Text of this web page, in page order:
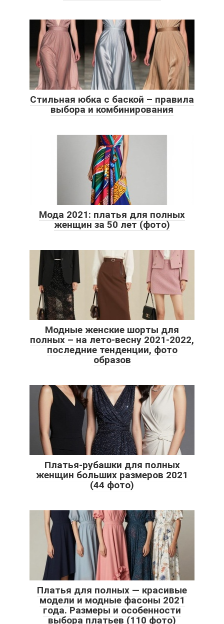
Стильная юбка с баской – правила
выбора и комбинирования
Мода 2021: платья для полных
женщин за 50 лет (фото)
Модные женские шорты для
полных – на лето-весну 2021-2022,
последние тенденции, фото
образов
Платья-рубашки для полных
женщин больших размеров 2021
(44 фото)
Платья для полных — красивые
модели и модные фасоны 2021
года. Размеры и особенности
выбора платьев (110 фото)